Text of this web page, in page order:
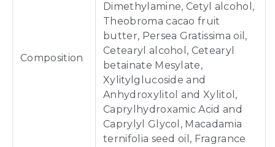
Composition
Dimethylamine, Cetyl alcohol,
Theobroma cacao fruit
butter, Persea Gratissima oil,
Cetearyl alcohol, Cetearyl
betainate Mesylate,
Xylitylglucoside and
Anhydroxylitol and Xylitol,
Caprylhydroxamic Acid and
Caprylyl Glycol, Macadamia
ternifolia seed oil, Fragrance